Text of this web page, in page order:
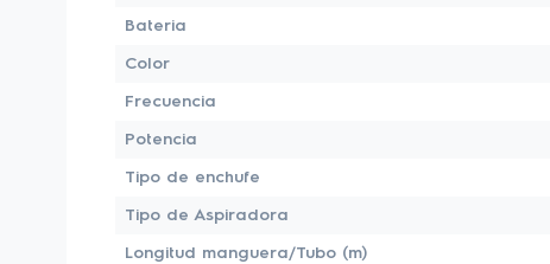
Bateria
Color
Frecuencia
Potencia
Tipo de enchufe
Tipo de Aspiradora
Longitud manguera/Tubo (m)